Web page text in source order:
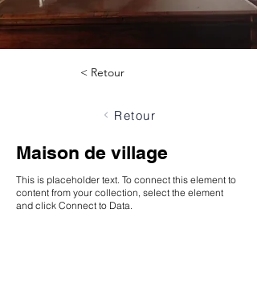
< Retour
Retour
Maison de village
This is placeholder text. To connect this element to
content from your collection, select the element
and click Connect to Data.